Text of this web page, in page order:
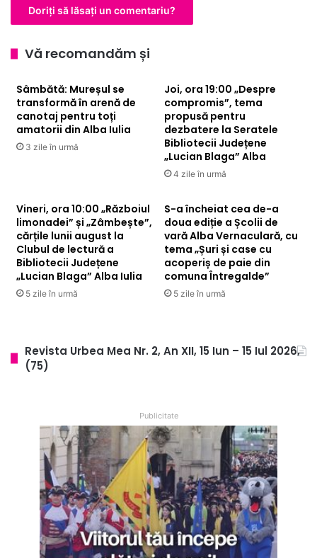
1918"
Doriți să lăsați un comentariu?
Vă recomandăm și
Sâmbătă: Mureșul se
transformă în arenă de
canotaj pentru toți
amatorii din Alba Iulia
3 zile în urmă
Joi, ora 19:00 „Despre
compromis”, tema
propusă pentru
dezbatere la Seratele
Bibliotecii Județene
„Lucian Blaga” Alba
4 zile în urmă
Vineri, ora 10:00 „Războiul
limonadei” și „Zâmbește”,
cărțile lunii august la
Clubul de lectură a
Bibliotecii Județene
„Lucian Blaga” Alba Iulia
5 zile în urmă
S-a încheiat cea de-a
doua ediție a Școlii de
vară Alba Vernaculară, cu
tema „Șuri și case cu
acoperiș de paie din
comuna Întregalde”
5 zile în urmă
Revista Urbea Mea Nr. 2, An XII, 15 Iun – 15 Iul 2026,
(75)
Publicitate